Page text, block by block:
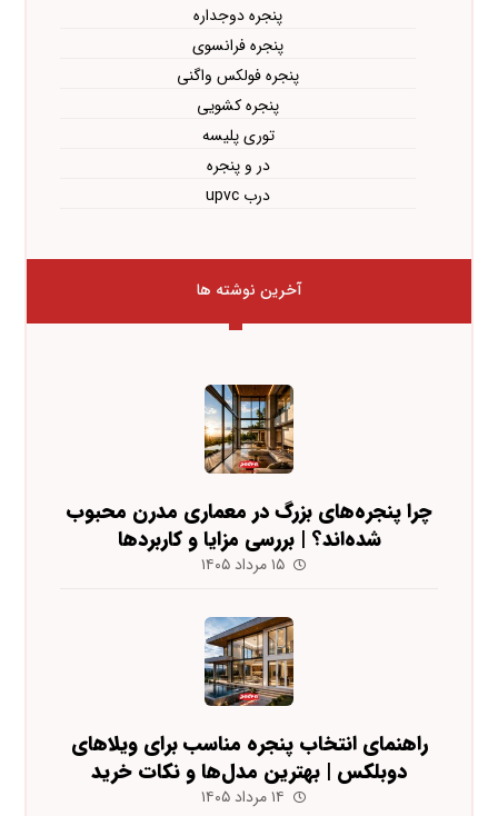
پنجره دوجداره
پنجره فرانسوی
پنجره فولکس واگنی
پنجره کشویی
توری پلیسه
در و پنجره
درب upvc
آخرین نوشته ها
چرا پنجره‌های بزرگ در معماری مدرن محبوب
شده‌اند؟ | بررسی مزایا و کاربردها
۱۵ مرداد ۱۴۰۵
راهنمای انتخاب پنجره مناسب برای ویلاهای
دوبلکس | بهترین مدل‌ها و نکات خرید
۱۴ مرداد ۱۴۰۵